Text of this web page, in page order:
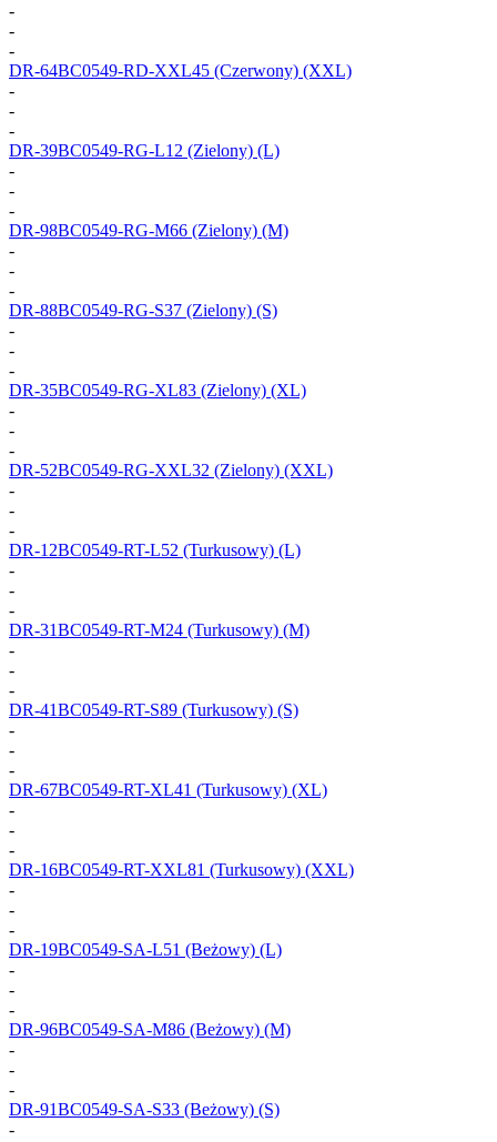
-
-
-
DR-64BC0549-RD-XXL45 (Czerwony) (XXL)
-
-
-
DR-39BC0549-RG-L12 (Zielony) (L)
-
-
-
DR-98BC0549-RG-M66 (Zielony) (M)
-
-
-
DR-88BC0549-RG-S37 (Zielony) (S)
-
-
-
DR-35BC0549-RG-XL83 (Zielony) (XL)
-
-
-
DR-52BC0549-RG-XXL32 (Zielony) (XXL)
-
-
-
DR-12BC0549-RT-L52 (Turkusowy) (L)
-
-
-
DR-31BC0549-RT-M24 (Turkusowy) (M)
-
-
-
DR-41BC0549-RT-S89 (Turkusowy) (S)
-
-
-
DR-67BC0549-RT-XL41 (Turkusowy) (XL)
-
-
-
DR-16BC0549-RT-XXL81 (Turkusowy) (XXL)
-
-
-
DR-19BC0549-SA-L51 (Beżowy) (L)
-
-
-
DR-96BC0549-SA-M86 (Beżowy) (M)
-
-
-
DR-91BC0549-SA-S33 (Beżowy) (S)
-